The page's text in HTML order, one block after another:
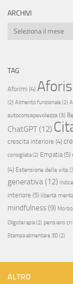
ARCHIVI
Archivi
TAG
Aforimi (4)
(2) Alimento funzionale (2)
autoconsapevolezza (3)
ChatGPT(12)
crescita interiore (4)
consigliata(2) Empatia(5)
(4) Estensione della vita
generativa (12)
interiore (5) libertà
mindfulness (9)
Oligoterapia(2) pensiero
Stampa alimentare 3D(2)
ALTRO